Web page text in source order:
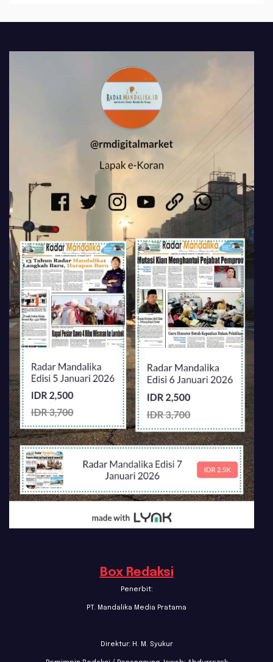
Box Redaksi
Penerbit:
PT. Mandalika Media Pratama
Direktur: H. M. Syukur